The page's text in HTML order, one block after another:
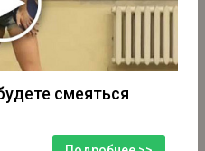
смеяться